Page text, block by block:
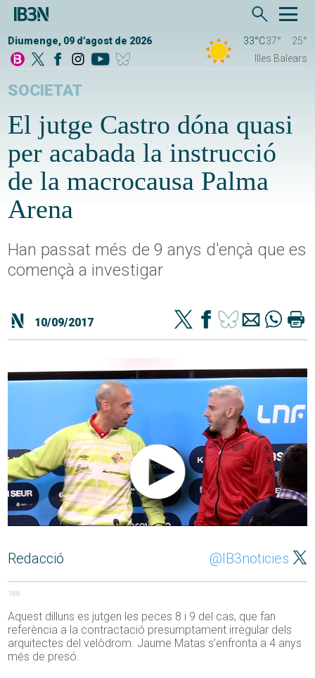
Diumenge, 09 d'agost de 2026 33°C37°
25°
Illes Balears
SOCIETAT
El jutge Castro dóna quasi
per acabada la instrucció
de la macrocausa Palma
Arena
Han passat més de 9 anys d'ençà que es
començà a investigar
10/09/2017
Redacció @IB3noticies
188
Aquest dilluns es jutgen les peces 8 i 9 del cas, que fan
referència a la contractació presumptament irregular dels
arquitectes del velòdrom. Jaume Matas s’enfronta a 4 anys
més de presó.